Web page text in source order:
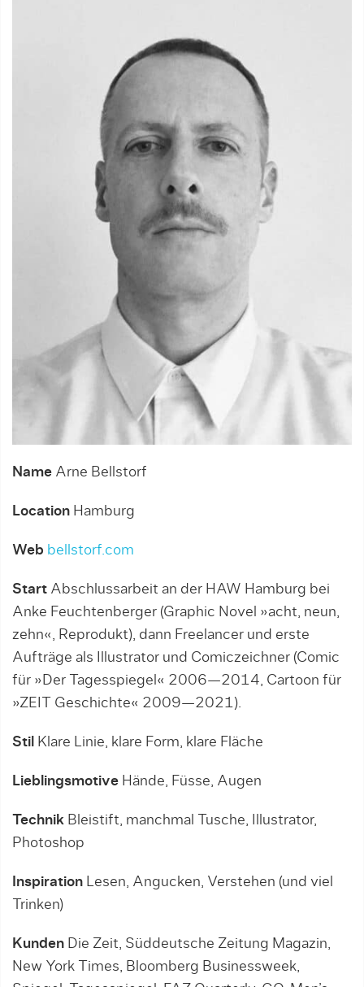
Name Arne Bellstorf
Location Hamburg
Web bellstorf.com
Start Abschlussarbeit an der HAW Hamburg bei
Anke Feuchtenberger (Graphic Novel »acht, neun,
zehn«, Reprodukt), dann Freelancer und erste
Aufträge als Illustrator und Comiczeichner (Comic
für »Der Tagesspiegel« 2006—2014, Cartoon für
»ZEIT Geschichte« 2009—2021).
Stil Klare Linie, klare Form, klare Fläche
Lieblingsmotive Hände, Füsse, Augen
Technik Bleistift, manchmal Tusche, Illustrator,
Photoshop
Inspiration Lesen, Angucken, Verstehen (und viel
Trinken)
Kunden Die Zeit, Süddeutsche Zeitung Magazin,
New York Times, Bloomberg Businessweek,